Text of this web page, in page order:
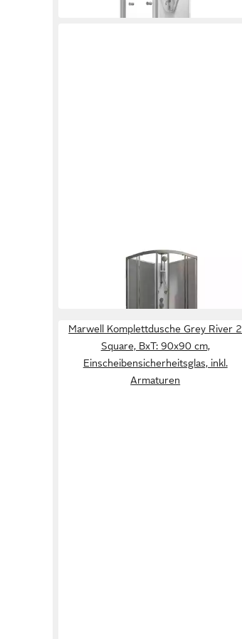
Komplettdusche Rhodos
in 3-4 Werktagen bei dir
Marwell Komplettdusche Grey River 2
Square, BxT: 90x90 cm,
Einscheibensicherheitsglas, inkl.
Armaturen